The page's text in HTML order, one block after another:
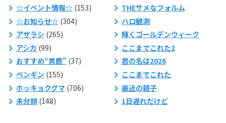
☆イベント情報☆(153)
☆お知らせ☆(304)
アザラシ (265)
アシカ (99)
おすすめ“男鹿”(37)
ペンギン (155)
ホッキョクグマ (706)
未分類(148)
THEサメなフォルム
ハロ観測
輝くゴールデンウィーク
ここまでこれた2
君の名は2026
ここまでこれた
最近の親子
1日遅れだけど